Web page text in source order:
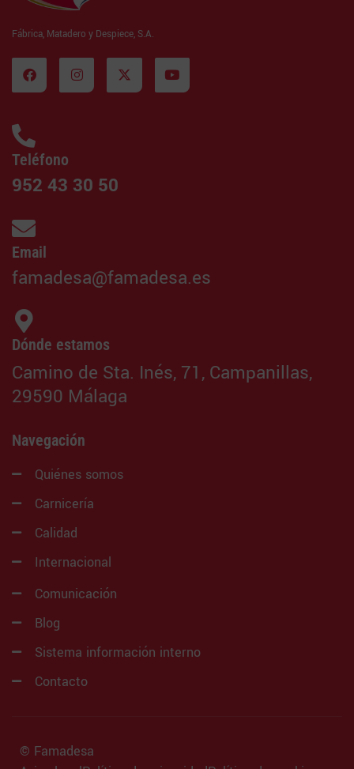
Fábrica, Matadero y Despiece, S.A.
Teléfono
952 43 30 50
Email
famadesa@famadesa.es
Dónde estamos
Camino de Sta. Inés, 71, Campanillas,
29590 Málaga
Navegación
Quiénes somos
Carnicería
Calidad
Internacional
Comunicación
Blog
Sistema información interno
Contacto
© Famadesa